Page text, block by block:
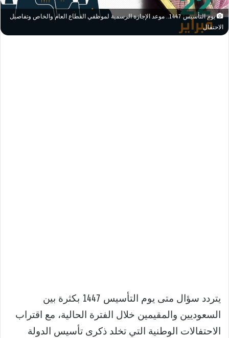
يوم التأسيس 1447.. موعد الإجازة الرسمية لموظفي القطاع العام والخاص وتفاصيل
الاحتفال
يتردد سؤال متى يوم التأسيس 1447 بكثرة بين
السعوديين والمقيمين خلال الفترة الحالية، مع اقتراب
الاحتفالات الوطنية التي تخلد ذكرى تأسيس الدولة